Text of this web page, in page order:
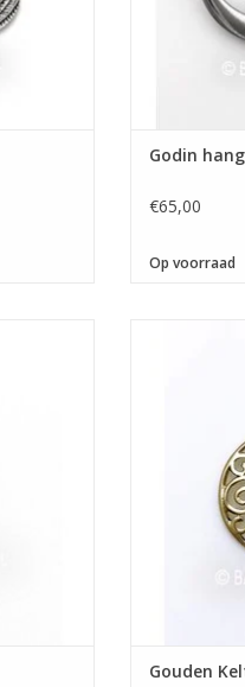
Godin
€65,00
Op voorraad
Gouden
De